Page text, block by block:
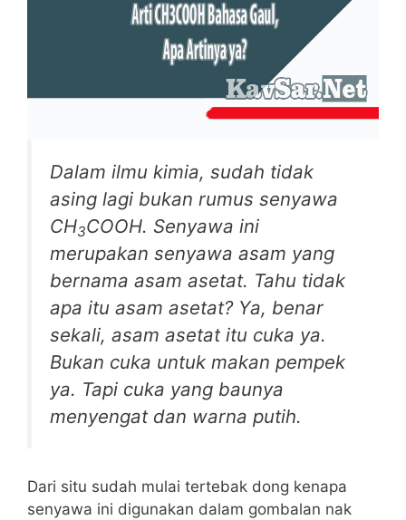
Dalam ilmu kimia, sudah tidak
asing lagi bukan rumus senyawa
CH3COOH. Senyawa ini
merupakan senyawa asam yang
bernama asam asetat. Tahu tidak
apa itu asam asetat? Ya, benar
sekali, asam asetat itu cuka ya.
Bukan cuka untuk makan pempek
ya. Tapi cuka yang baunya
menyengat dan warna putih.
Dari situ sudah mulai tertebak dong kenapa
senyawa ini digunakan dalam gombalan nak